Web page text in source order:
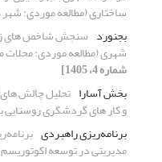
ساختاری (مطالعه موردی:
بجنورد سنجش شاخص های
شهری (مطالعه موردی:
شماره 4، 1405]
بخش آسارا تحلیل چالش
و کار های گردشگری
برنامه‌ریزی ‏راهبردی
مدیریتی در توسعه